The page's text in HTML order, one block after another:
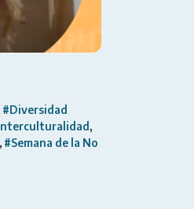
#Diversidad
#Semana de la No